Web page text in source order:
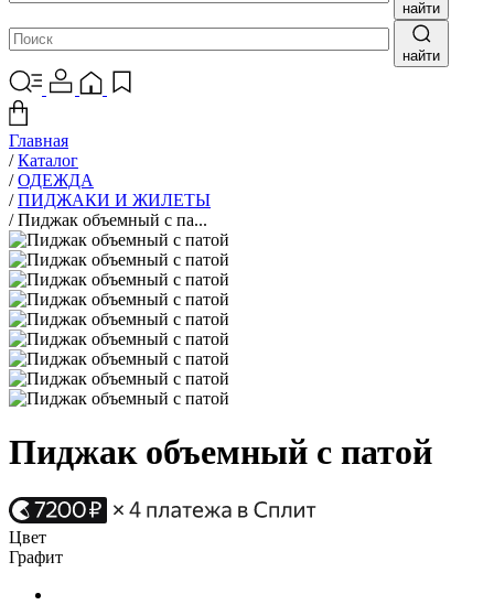
найти
найти
Главная
/ Каталог
/ ОДЕЖДА
/ ПИДЖАКИ И ЖИЛЕТЫ
/ Пиджак объемный с па...
Пиджак объемный с патой
Цвет
Графит